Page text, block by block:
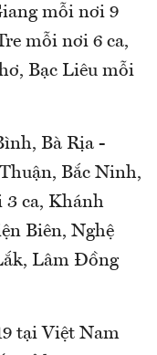
mỗi nơi 9
mỗi nơi 6 ca,
Bạc Liêu mỗi
Bà Rịa -
Bắc Ninh,
ca, Khánh
Biên, Nghệ
Lâm Đồng
tại Việt Nam